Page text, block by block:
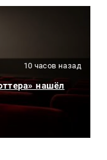
10 часов назад
нашёл